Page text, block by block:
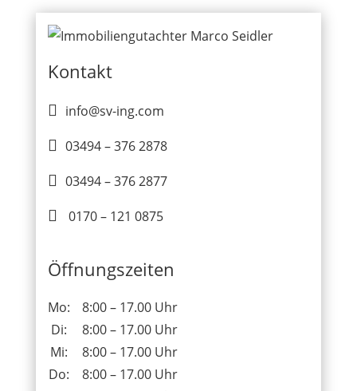
Kontakt
 info@sv-ing.com
 03494 – 376 2878
 03494 – 376 2877

0170 – 121 0875
Öffnungszeiten
Mo:
8:00 – 17.00 Uhr
Di:
8:00 – 17.00 Uhr
Mi:
8:00 – 17.00 Uhr
Do:
8:00 – 17.00 Uhr